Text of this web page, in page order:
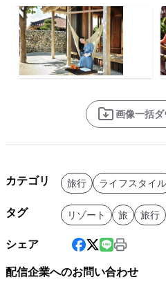
画像一括
カテゴリ 旅行 ライフスタイル
タグ リゾート 旅 旅行
シェア
配信企業へのお問い合わせ